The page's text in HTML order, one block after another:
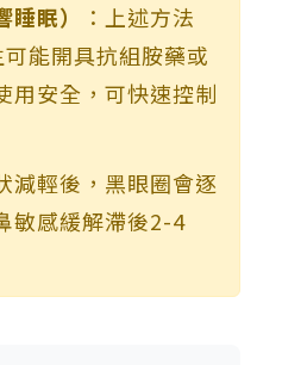
眠）
：上述方法
能開具抗組胺藥或
用安全，可快速控制
減輕後，黑眼圈會逐
敏感緩解滯後2-4